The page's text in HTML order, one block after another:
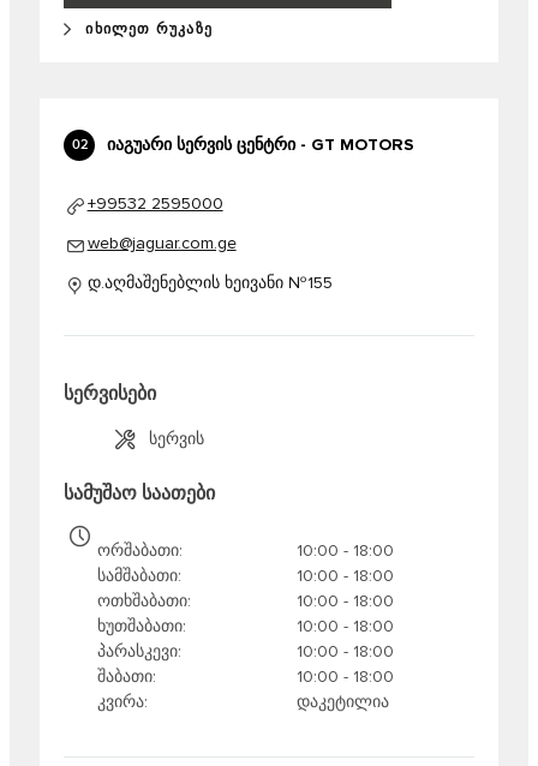
ᲘᲮᲘᲚᲔᲗ ᲠᲣᲙᲐᲖᲔ
02 ᲘᲐᲒᲣᲐᲠᲘ ᲡᲔᲠᲕᲘᲡ ᲪᲔᲜᲢᲠᲘ - GT MOTORS
+99532 2595000
web@jaguar.com.ge
დ.აღმაშენებლის ხეივანი №155
სერვისები
სერვის
სამუშაო საათები
ორშაბათი
10:00 - 18:00
სამშაბათი
10:00 - 18:00
ოთხშაბათი
10:00 - 18:00
ხუთშაბათი
10:00 - 18:00
პარასკევი
10:00 - 18:00
შაბათი
10:00 - 18:00
კვირა
დაკეტილია